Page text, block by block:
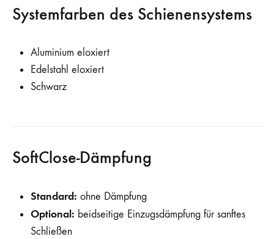
Systemfarben des Schienensystems
Aluminium eloxiert
Edelstahl eloxiert
Schwarz
SoftClose-Dämpfung
Standard: ohne Dämpfung
Optional: beidseitige Einzugsdämpfung für sanftes
Schließen